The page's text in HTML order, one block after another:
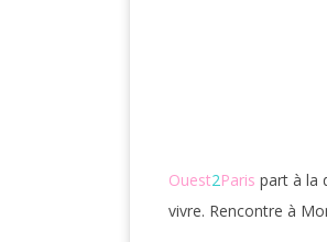
Ouest2Paris part à la
vivre. Rencontre à